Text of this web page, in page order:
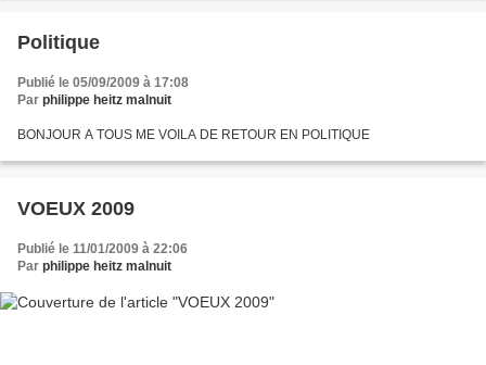
Politique
Publié le 05/09/2009 à 17:08
Par philippe heitz malnuit
BONJOUR A TOUS ME VOILA DE RETOUR EN POLITIQUE
VOEUX 2009
Publié le 11/01/2009 à 22:06
Par philippe heitz malnuit